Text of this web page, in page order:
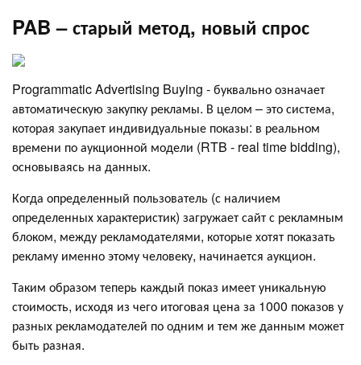
PAB – старый метод, новый спрос
Programmatic Advertising Buying - буквально означает
автоматическую закупку рекламы. В целом – это система,
которая закупает индивидуальные показы: в реальном
времени по аукционной модели (RTB - real time bidding),
основываясь на данных.
Когда определенный пользователь (с наличием
определенных характеристик) загружает сайт с рекламным
блоком, между рекламодателями, которые хотят показать
рекламу именно этому человеку, начинается аукцион.
Таким образом теперь каждый показ имеет уникальную
стоимость, исходя из чего итоговая цена за 1000 показов у
разных рекламодателей по одним и тем же данным может
быть разная.